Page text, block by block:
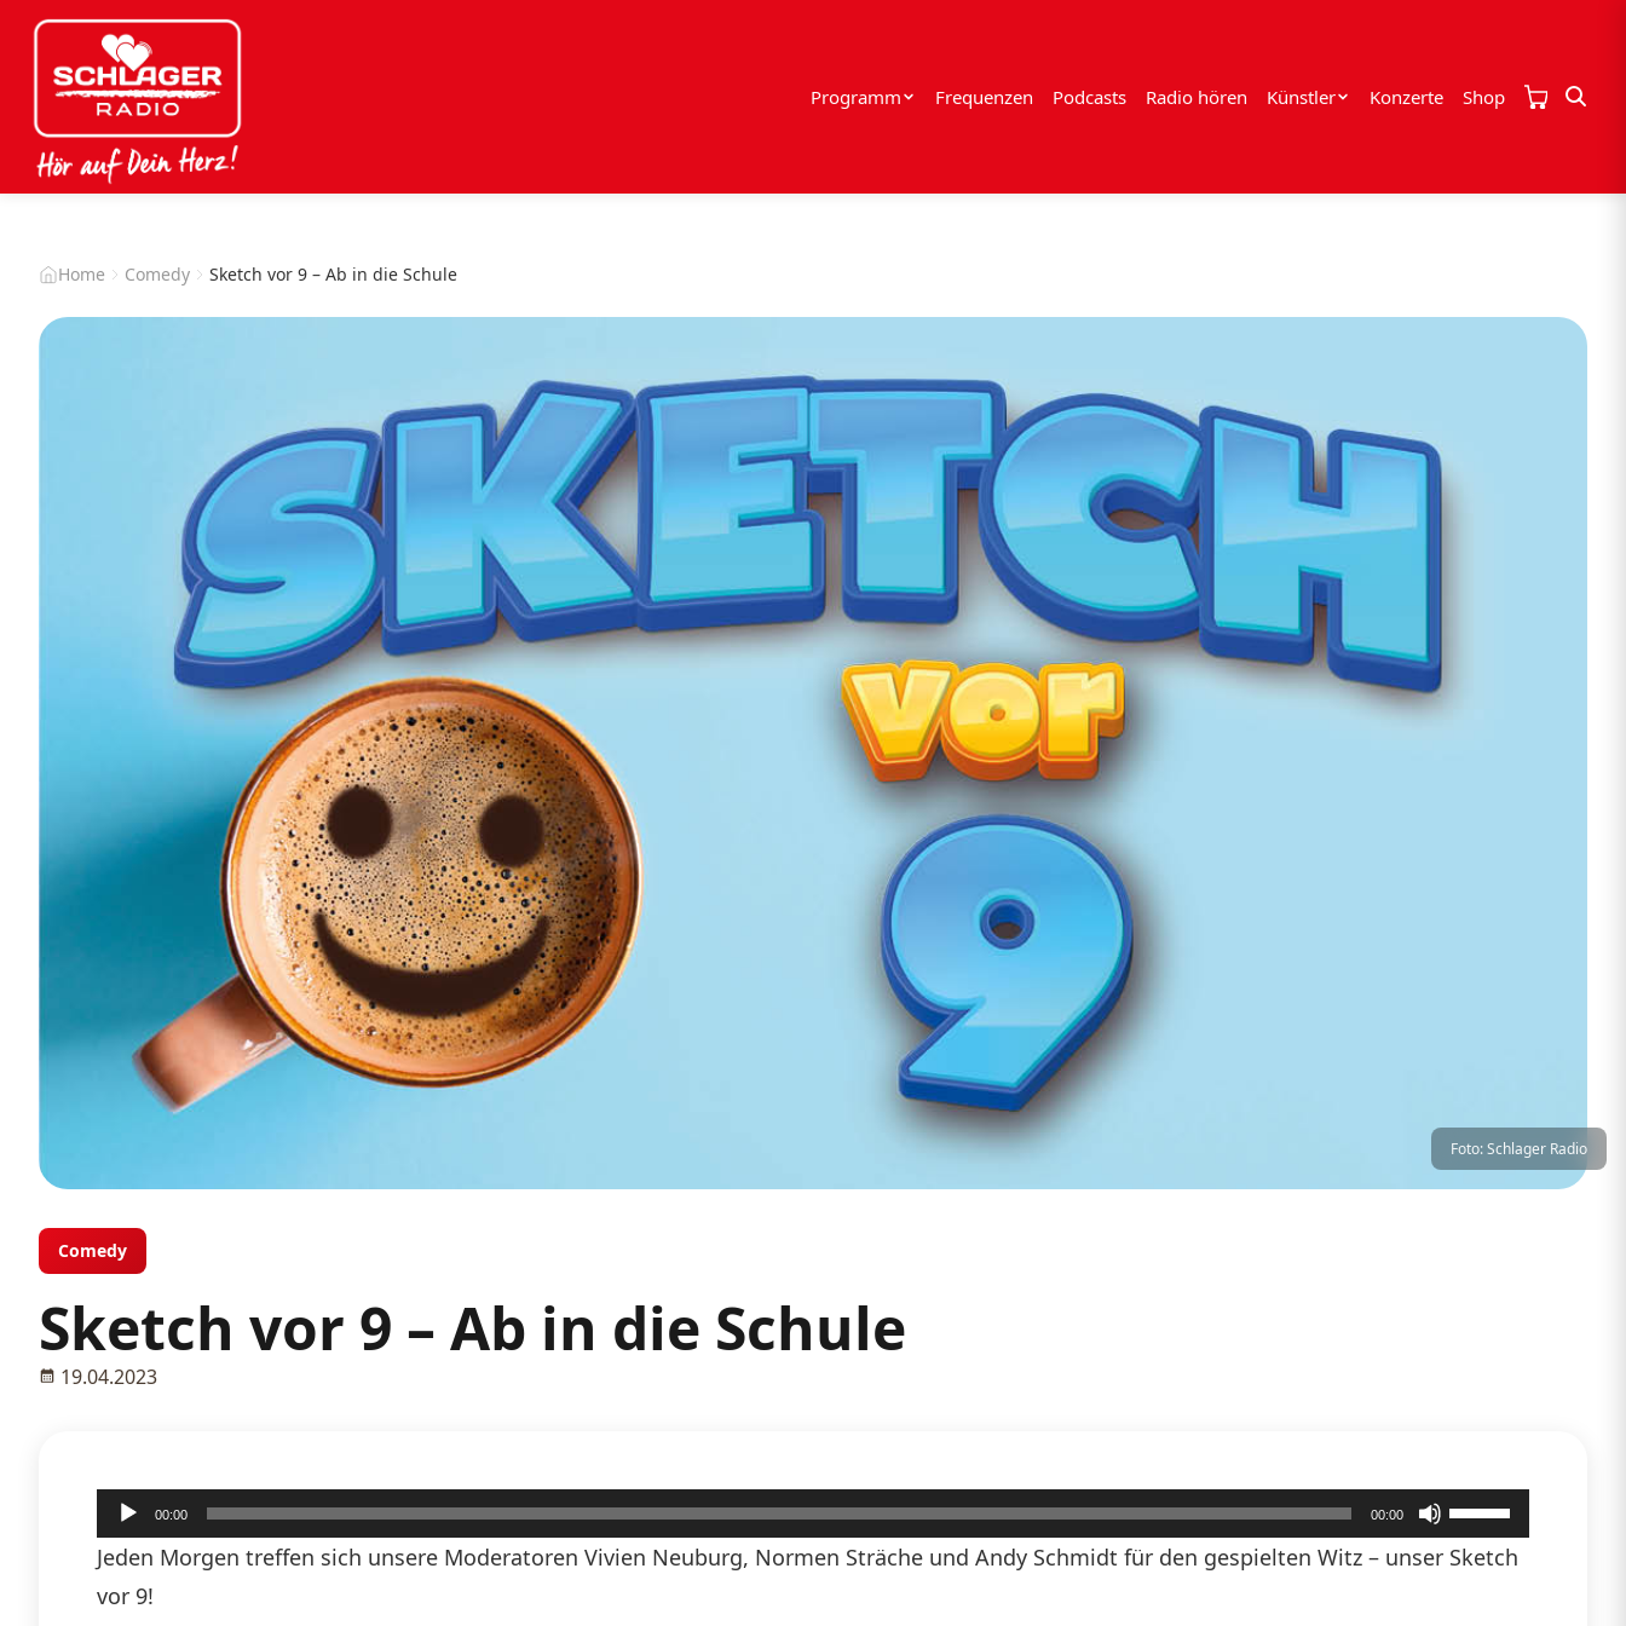
Programm Frequenzen Podcasts Radio hören Künstler Konzerte Shop
Home Comedy Sketch vor 9 – Ab in die Schule
Foto: Schlager Radio
Comedy
Sketch vor 9 – Ab in die Schule
19.04.2023
Audio-
Player
00:00 00:00
Pfeiltasten
Hoch/Runter
Jeden Morgen treffen sich unsere Moderatoren Vivien Neuburg, Normen Sträche und Andy Schmidt für den gespielten Witz – unser Sketch
vor 9!